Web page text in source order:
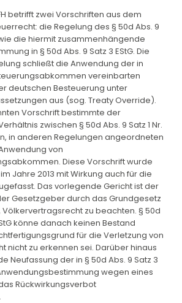
betrifft zwei Vorschriften aus dem
die Regelung des § 50d Abs. 9
die hiermit zusammenhängende
in § 50d Abs. 9 Satz 3 EStG. Die
schließt die Anwendung der in
vereinbarten
deutschen Besteuerung unter
aus (sog. Treaty Override).
Vorschrift bestimmte der
zwischen § 50d Abs. 9 Satz 1 Nr.
in anderen Regelungen angeordneten
von
Diese Vorschrift wurde
Jahre 2013 mit Wirkung auch für die
Das vorlegende Gericht ist der
Gesetzgeber durch das Grundgesetz
zu beachten. § 50d
könne danach keinen Bestand
für die Verletzung von
nicht zu erkennen sei. Darüber hinaus
Neufassung der in § 50d Abs. 9 Satz 3
wegen eines
Rückwirkungsverbot